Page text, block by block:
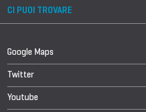
CI PUOI TROVARE
Google Maps
Twitter
Youtube